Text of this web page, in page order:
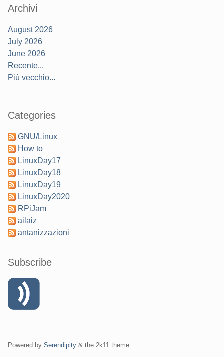
Sidebar
Archivi
August 2026
July 2026
June 2026
Recente...
Più vecchio...
Categories
GNU/Linux
How to
LinuxDay17
LinuxDay18
LinuxDay19
LinuxDay2020
RPiJam
ailaiz
antanizzazioni
Subscribe
Powered by Serendipity & the 2k11 theme.